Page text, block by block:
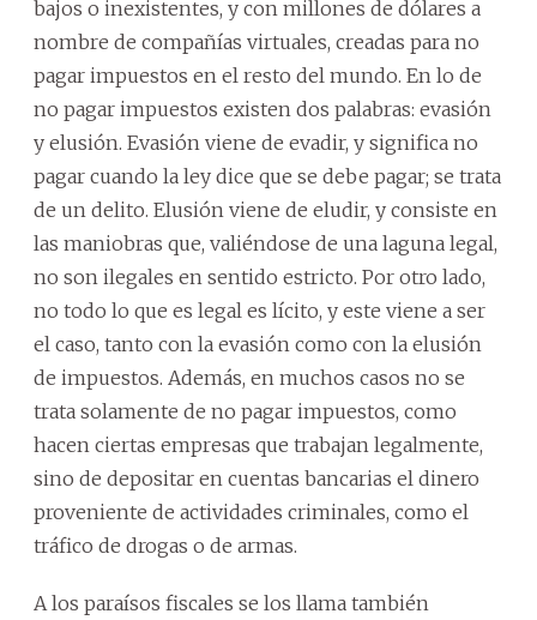
bajos o inexistentes, y con millones de dólares a
nombre de compañías virtuales, creadas para no
pagar impuestos en el resto del mundo. En lo de
no pagar impuestos existen dos palabras: evasión
y elusión. Evasión viene de evadir, y significa no
pagar cuando la ley dice que se debe pagar; se trata
de un delito. Elusión viene de eludir, y consiste en
las maniobras que, valiéndose de una laguna legal,
no son ilegales en sentido estricto. Por otro lado,
no todo lo que es legal es lícito, y este viene a ser
el caso, tanto con la evasión como con la elusión
de impuestos. Además, en muchos casos no se
trata solamente de no pagar impuestos, como
hacen ciertas empresas que trabajan legalmente,
sino de depositar en cuentas bancarias el dinero
proveniente de actividades criminales, como el
tráfico de drogas o de armas.
A los paraísos fiscales se los llama también